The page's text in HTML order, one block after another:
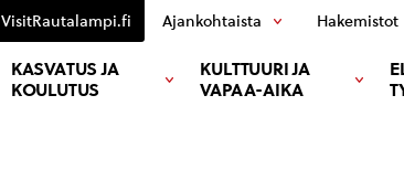
KASVATUS JA
KOULUTUS
KULTTUURI JA
VAPAA-AIKA
VisitRautalampi.fi Ajankohtaista Hakemistot